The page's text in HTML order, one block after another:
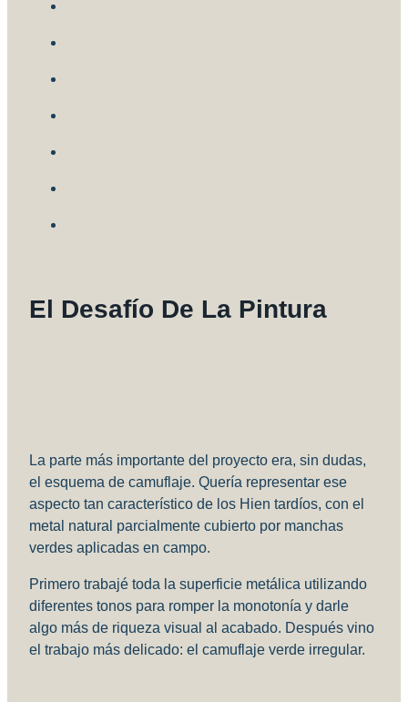
El Desafío De La Pintura
La parte más importante del proyecto era, sin dudas,
el esquema de camuflaje. Quería representar ese
aspecto tan característico de los Hien tardíos, con el
metal natural parcialmente cubierto por manchas
verdes aplicadas en campo.
Primero trabajé toda la superficie metálica utilizando
diferentes tonos para romper la monotonía y darle
algo más de riqueza visual al acabado. Después vino
el trabajo más delicado: el camuflaje verde irregular.